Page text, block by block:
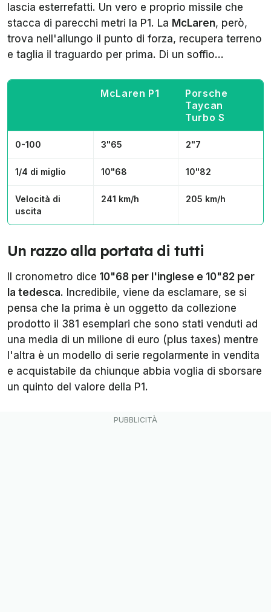
lascia esterrefatti. Un vero e proprio missile che
stacca di parecchi metri la P1. La McLaren, però,
trova nell'allungo il punto di forza, recupera terreno
e taglia il traguardo per prima. Di un soffio...
McLaren P1
Porsche
Taycan
Turbo S
0-100 3"65 2"7
1/4 di miglio 10"68 10"82
Velocità di
uscita
241 km/h 205 km/h
Un razzo alla portata di tutti
Il cronometro dice 10"68 per l'inglese e 10"82 per
la tedesca. Incredibile, viene da esclamare, se si
pensa che la prima è un oggetto da collezione
prodotto il 381 esemplari che sono stati venduti ad
una media di un milione di euro (plus taxes) mentre
l'altra è un modello di serie regolarmente in vendita
e acquistabile da chiunque abbia voglia di sborsare
un quinto del valore della P1.